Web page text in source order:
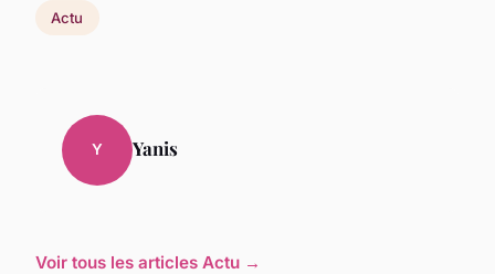
Actu
Y Yanis
Voir tous les articles Actu →